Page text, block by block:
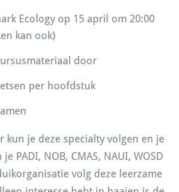
Ecology op 15 april om 20:00
kan ook)
door
per hoofdstuk
kun je deze specialty volgen en je
PADI, NOB, CMAS, NAUI, WOSD
volg deze leerzame